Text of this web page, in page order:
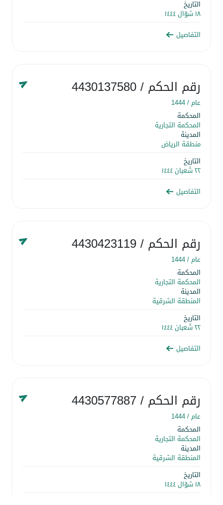
التاريخ
١٨ شوّال ١٤٤٤
التفاصيل
رقم الحكم/ 4430137580
عام /1444
المحكمة
المحكمة التجارية
المدينة
منطقة الرياض
التاريخ
٢٢ شَعبان ١٤٤٤
التفاصيل
رقم الحكم/ 4430423119
عام /1444
المحكمة
المحكمة التجارية
المدينة
المنطقة الشرقية
التاريخ
٢٢ شَعبان ١٤٤٤
التفاصيل
رقم الحكم/ 4430577887
عام /1444
المحكمة
المحكمة التجارية
المدينة
المنطقة الشرقية
التاريخ
١٨ شوّال ١٤٤٤